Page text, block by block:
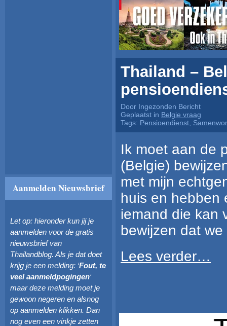
Aanmelden Nieuwsbrief
Let op: hieronder kun jij je
aanmelden voor de gratis
nieuwsbrief van
Thailandblog. Als je dat doet
krijg je een melding: ‘Fout, te
veel aanmeldpogingen‘
maar deze melding moet je
gewoon negeren en alsnog
op aanmelden klikken. Dan
nog even een vinkje zetten
Thailand –
Door Ingezonden Bericht
Geplaatst in Belgie vraag
Tags: Pensioendienst
Ik moet aan de
(Belgie)
met mijn
huis en hebben
iemand die kan
bewijzen dat
Lees verder…